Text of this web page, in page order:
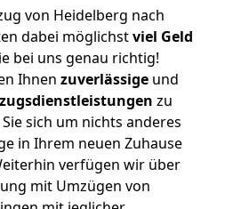
von Heidelberg nach
dabei möglichstviel Geld
bei uns genau richtig!
Ihnen zuverlässige und
zu
sich um nichts anderes
in Ihrem neuen Zuhause
verfügen wir über
mit Umzügen von